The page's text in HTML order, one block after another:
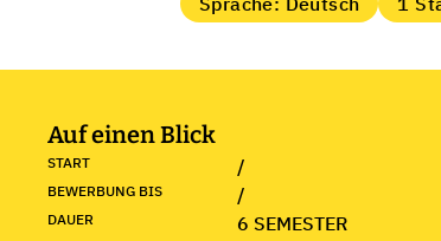
Auf einen Blick
START /
BEWERBUNG BIS /
DAUER 6 SEMESTER